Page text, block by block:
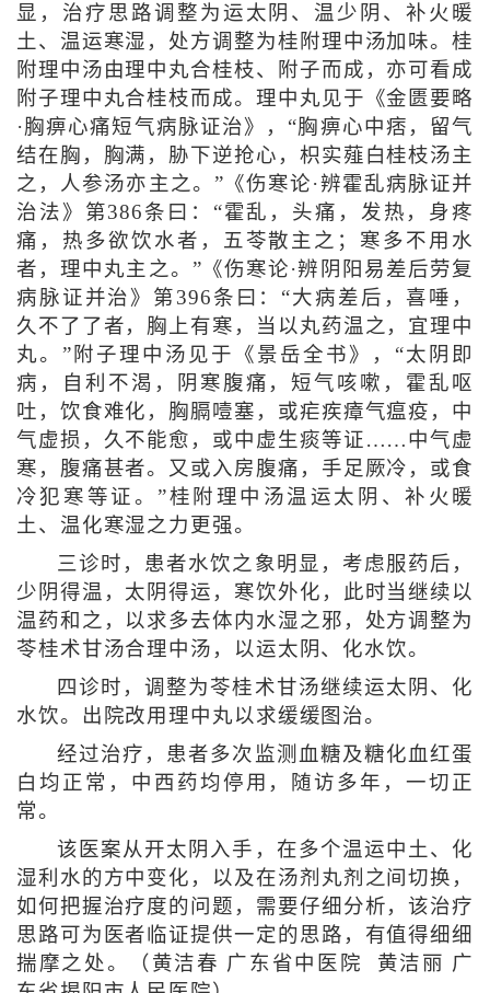
显，治疗思路调整为运太阴、温少阴、补火暖
土、温运寒湿，处方调整为桂附理中汤加味。桂
附理中汤由理中丸合桂枝、附子而成，亦可看成
附子理中丸合桂枝而成。理中丸见于《金匮要略
·胸痹心痛短气病脉证治》，“胸痹心中痞，留气
结在胸，胸满，胁下逆抢心，枳实薤白桂枝汤主
之，人参汤亦主之。”《伤寒论·辨霍乱病脉证并
治法》第386条曰：“霍乱，头痛，发热，身疼
痛，热多欲饮水者，五苓散主之；寒多不用水
者，理中丸主之。”《伤寒论·辨阴阳易差后劳复
病脉证并治》第396条曰：“大病差后，喜唾，
久不了了者，胸上有寒，当以丸药温之，宜理中
丸。”附子理中汤见于《景岳全书》，“太阴即
病，自利不渴，阴寒腹痛，短气咳嗽，霍乱呕
吐，饮食难化，胸膈噎塞，或疟疾瘴气瘟疫，中
气虚损，久不能愈，或中虚生痰等证……中气虚
寒，腹痛甚者。又或入房腹痛，手足厥冷，或食
冷犯寒等证。”桂附理中汤温运太阴、补火暖
土、温化寒湿之力更强。
三诊时，患者水饮之象明显，考虑服药后，
少阴得温，太阴得运，寒饮外化，此时当继续以
温药和之，以求多去体内水湿之邪，处方调整为
苓桂术甘汤合理中汤，以运太阴、化水饮。
四诊时，调整为苓桂术甘汤继续运太阴、化
水饮。出院改用理中丸以求缓缓图治。
经过治疗，患者多次监测血糖及糖化血红蛋
白均正常，中西药均停用，随访多年，一切正
常。
该医案从开太阴入手，在多个温运中土、化
湿利水的方中变化，以及在汤剂丸剂之间切换，
如何把握治疗度的问题，需要仔细分析，该治疗
思路可为医者临证提供一定的思路，有值得细细
揣摩之处。（黄洁春 广东省中医院 黄洁丽 广